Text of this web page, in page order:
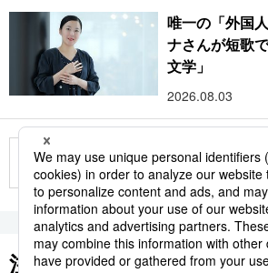
唯一の「外国
ナさんが短歌
文学」
2026.08.03
もっと見る
注目のキーワード